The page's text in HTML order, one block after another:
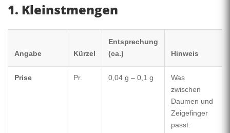
1. Kleinstmengen
Angabe Kürzel
Entsprechung
(ca.)
Hinweis
Prise Pr. 0,04 g – 0,1 g
Was
zwischen
Daumen und
Zeigefinger
passt.